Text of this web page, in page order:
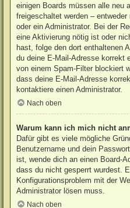
einigen Boards müssen alle neu
freigeschaltet werden –
oder ein Administrator. Bei der
eine Aktivierung nötig ist oder
hast, folge den dort enthaltenen
du deine E-Mail-Adresse korrekt
von einem Spam-Filter blockiert
dass deine E-Mail-Adresse
kontaktiere einen Administrator.
Nach oben
Warum kann ich mich nicht
Dafür gibt es viele mögliche
Benutzername und dein
ist, wende dich an einen Board-
dass du nicht gesperrt wurdest.
Konfigurationsproblem mit der
Administrator lösen muss.
Nach oben